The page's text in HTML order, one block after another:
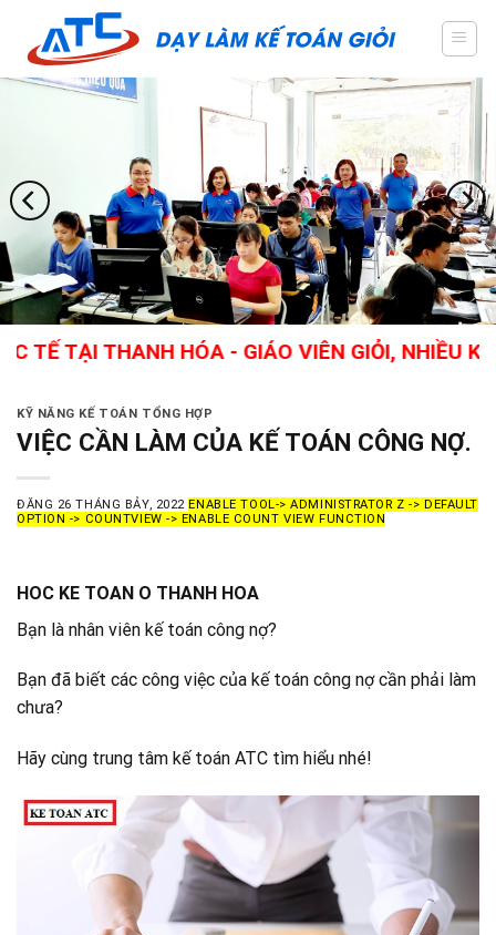
content
HÓA - GIÁO VIÊN GIỎI, NHIỀU KINH
KỸ NĂNG KẾ TOÁN TỔNG HỢP
VIỆC CẦN LÀM CỦA KẾ TOÁN CÔNG NỢ.
ĐĂNG 26 THÁNG BẢY, 2022 ENABLE TOOL-> ADMINISTRATOR Z -> DEFAULT
OPTION -> COUNTVIEW -> ENABLE COUNT VIEW FUNCTION
HOC KE TOAN O THANH HOA
Bạn là nhân viên kế toán công nợ?
Bạn đã biết các công việc của kế toán công nợ cần phải làm
chưa?
Hãy cùng trung tâm kế toán ATC tìm hiểu nhé!